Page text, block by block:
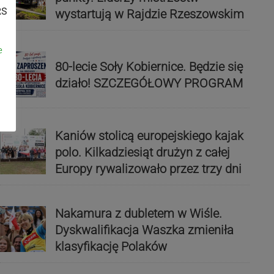
wystartują w Rajdzie Rzeszowskim
80-lecie Soły Kobiernice. Będzie się
działo! SZCZEGÓŁOWY PROGRAM
Kaniów stolicą europejskiego kajak
polo. Kilkadziesiąt drużyn z całej
Europy rywalizowało przez trzy dni
Nakamura z dubletem w Wiśle.
Dyskwalifikacja Waszka zmieniła
klasyfikację Polaków